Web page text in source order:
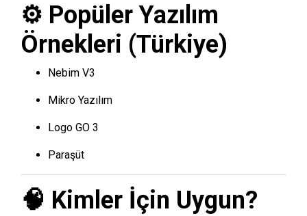
⚙️ Popüler Yazılım
Örnekleri (Türkiye)
Nebim V3
Mikro Yazılım
Logo GO 3
Paraşüt
🧠 Kimler İçin Uygun?